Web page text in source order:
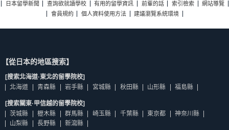
日本留學新聞 查詢欲就讀學校 有用的留學資訊 前輩的話 索引檢索
網站導覽
會員規約
個人資料使用方法 建議瀏覽系統環境
【從日本的地區搜索】
[搜索北海道·東北的留學院校]
北海道
青森縣 岩手縣 宮城縣 秋田縣 山形縣 福島縣
[搜索關東·甲信越的留學院校]
茨城縣
櫪木縣 群馬縣 崎玉縣 千葉縣 東京都
神奈川縣
山梨縣
長野縣 新瀉縣